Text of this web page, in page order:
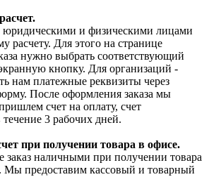
юридическими и физическими лицами
расчету. Для этого на странице
нужно выбрать соответствующий
кнопку. Для организаций -
нам платежные реквизиты через
После оформления заказа мы
счет на оплату, счет
течение 3 рабочих дней.
при получении товара в офисе.
заказ наличными при получении товара
Мы предоставим кассовый и товарный